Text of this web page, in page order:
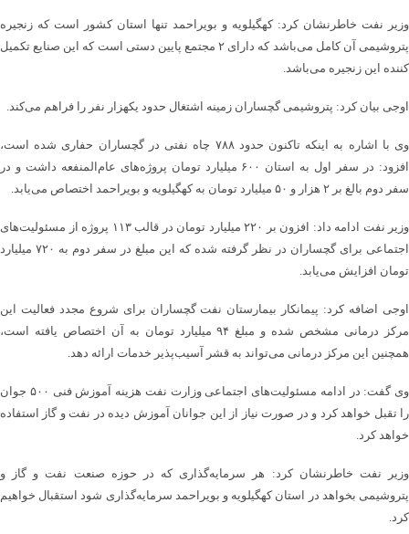
وزیر نفت خاطرنشان کرد: کهگیلویه و بویراحمد تنها استان کشور است که زنجیره
پتروشیمی آن کامل می‌باشد‌ که دارای ۲ مجتمع پایین دستی است که این صنایع تکمیل
کننده این زنجیره می‌باشد.
اوجی بیان کرد: پتروشیمی گچساران زمینه اشتغال حدود یکهزار نفر را فراهم می‌کند‌.
وی با اشاره به اینکه تاکنون حدود ۷۸۸ چاه نفتی در گچساران حفاری شده است،
افزود: در سفر اول به استان ۶۰۰ میلیارد تومان پروژه‌‌های عام‌المنفعه داشت و در
سفر دوم بالغ بر ۲ هزار و ۵۰ میلیارد تومان به کهگیلویه و بویراحمد اختصاص می‌یابد.
وزیر نفت ادامه داد: افزون بر ۲۲۰ میلیارد تومان در قالب ۱۱۳ پروژه از مسئولیت‌های
اجتماعی برای گچساران در نظر گرفته شده که این مبلغ در سفر دوم به ۷۲۰ میلیارد
تومان افزایش می‌یابد.
اوجی اضافه کرد: پیمانکار بیمارستان نفت گچساران برای شروع مجدد فعالیت این
مرکز درمانی مشخص شده و مبلغ ۹۴ میلیارد تومان به آن اختصاص یافته است،
همچنین این مرکز درمانی می‌تواند به قشر آسیب‌پذیر خدمات ارائه دهد.
وی گفت: در ادامه مسئولیت‌های اجتماعی وزارت نفت هزینه آموزش فنی ۵۰۰ جوان
را تقبل خواهد کرد و در صورت نیاز از این جوانان آموزش دیده در نفت و گاز استفاده
خواهد کرد.
وزیر نفت خاطرنشان کرد: هر سرمایه‌گذاری که در حوزه صنعت نفت و گاز و
پتروشیمی بخواهد در استان کهگیلویه و بویراحمد سرمایه‌گذاری شود استقبال خواهیم
کرد.